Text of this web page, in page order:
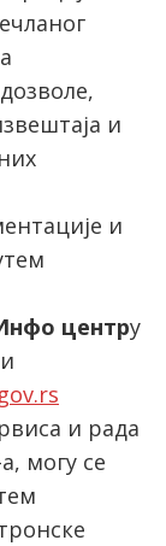
и
и
центру
и рада
могу се